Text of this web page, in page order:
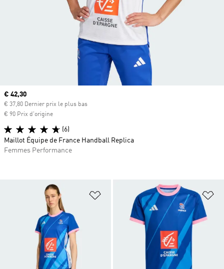
Ajouter à la Liste de produits
Prix actuel
€ 42,30
€ 37,80 Dernier prix le plus bas
€ 90 Prix d'origine
(6)
Maillot Équipe de France Handball Replica
Femmes Performance